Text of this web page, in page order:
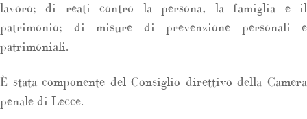
lavoro; di reati contro la persona, la famiglia e il
patrimonio; di misure di prevenzione personali e
patrimoniali.
È stata componente del Consiglio direttivo della Camera
penale di Lecce.